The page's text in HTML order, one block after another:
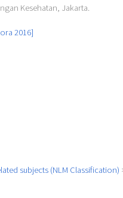
Kesehatan, Jakarta.
subjects (NLM Classification)